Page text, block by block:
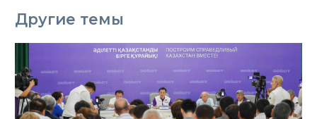
Другие темы